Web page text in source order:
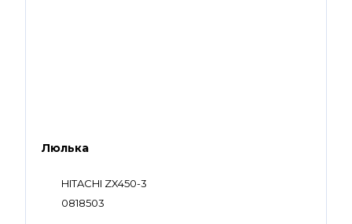
Люлька
HITACHI ZX450-3
0818503